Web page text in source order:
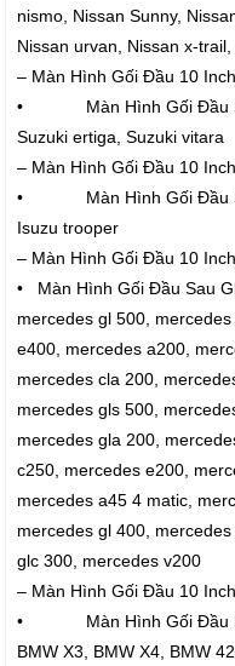
nismo, Nissan Sunny,
Nissan urvan, Nissan x-
– Màn Hình Gối Đầu 10
• Màn Hình Gối Đầu
Suzuki ertiga, Suzuki vitara
– Màn Hình Gối Đầu 10
• Màn Hình Gối Đầu
Isuzu trooper
– Màn Hình Gối Đầu 10
• Màn Hình Gối Đầu Sau
mercedes gl 500,
e400, mercedes a200,
mercedes cla 200,
mercedes gls 500,
mercedes gla 200,
c250, mercedes e200,
mercedes a45 4 matic,
mercedes gl 400,
glc 300, mercedes v200
– Màn Hình Gối Đầu 10
• Màn Hình Gối Đầu
BMW X3, BMW X4, BMW